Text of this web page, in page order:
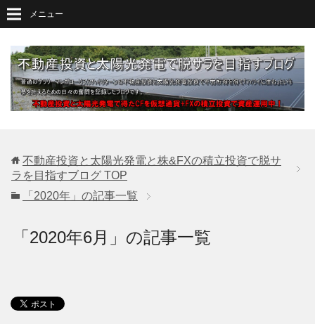
メニュー
不動産投資と太陽光発電と株&FXの積立投資で脱サ
ラを目指すブログ TOP
「2020年」の記事一覧
「2020年6月」の記事一覧